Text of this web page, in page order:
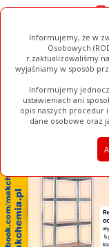
Informujemy, że w
Osobowych
r.zaktualizowaliśmy
wyjaśniamy w sposób
Informujemy
ustawieniach ani
opis naszych procedur
dane osobowe oraz
Ogłoszenia Filmy